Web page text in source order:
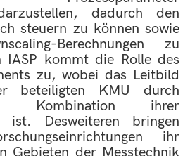
dadurch den
steuern zu können sowie
Berechnungen zu
IASP kommt die Rolle des
zu, wobei das Leitbild
beteiligten KMU durch
Kombination ihrer
ist. Desweiteren bringen
ihr
Gebieten der Messtechnik